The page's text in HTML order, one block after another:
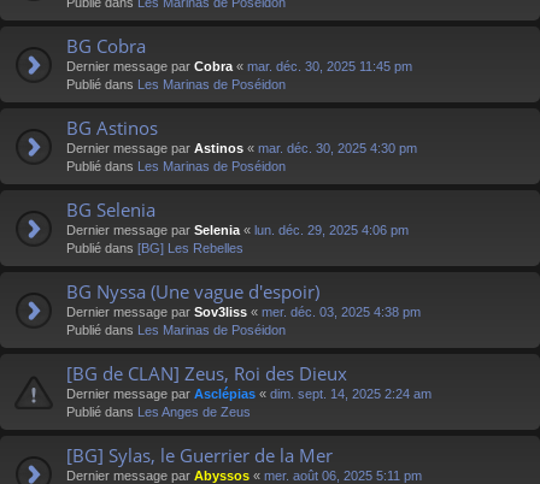
BG Cobra
Dernier message par Cobra « mar. déc. 30, 2025 11:45 pm
Publié dans Les Marinas de Poséidon
BG Astinos
Dernier message par Astinos « mar. déc. 30, 2025 4:30 pm
Publié dans Les Marinas de Poséidon
BG Selenia
Dernier message par Selenia « lun. déc. 29, 2025 4:06 pm
Publié dans [BG] Les Rebelles
BG Nyssa (Une vague d'espoir)
Dernier message par Sov3liss « mer. déc. 03, 2025 4:38 pm
Publié dans Les Marinas de Poséidon
[BG de CLAN] Zeus, Roi des Dieux
Dernier message par Asclépias « dim. sept. 14, 2025 2:24 am
Publié dans Les Anges de Zeus
[BG] Sylas, le Guerrier de la Mer
Dernier message par Abyssos « mer. août 06, 2025 5:11 pm